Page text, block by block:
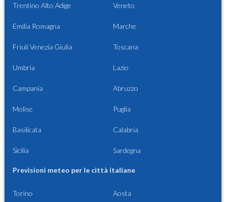
Trentino Alto Adige Veneto
Emilia Romagna Marche
Friuli Venezia Giulia Toscana
Umbria Lazio
Campania Abruzzo
Molise Puglia
Basilicata Calabria
Sicilia Sardegna
Previsioni meteo per le città italiane
Torino Aosta